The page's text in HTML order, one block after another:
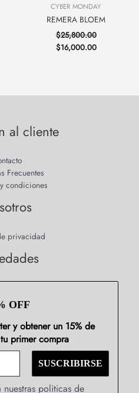
CYBER MONDAY
REMERA BLOEM
$25,800.00
$16,000.00
al cliente
Frecuentes
condiciones
privacidad
OFF
y obtener un 15% de
primer compra
politicas de